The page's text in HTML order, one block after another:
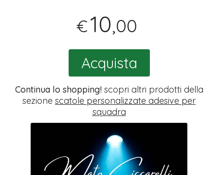
€10,00
Acquista
Continua lo shopping!scopri altri prodotti della
sezione scatole personalizzate adesive per
squadra